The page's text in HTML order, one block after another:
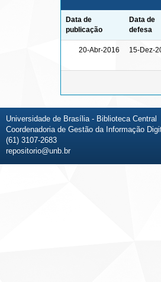
Data de
publicação
Data de
defesa
20-Abr-2016 15-Dez-
Universidade de Brasília - Biblioteca Central
Coordenadoria de Gestão da Informação
(61) 3107-2683
repositorio@unb.br